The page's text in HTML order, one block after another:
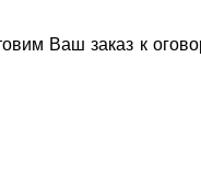
Ваш заказ к